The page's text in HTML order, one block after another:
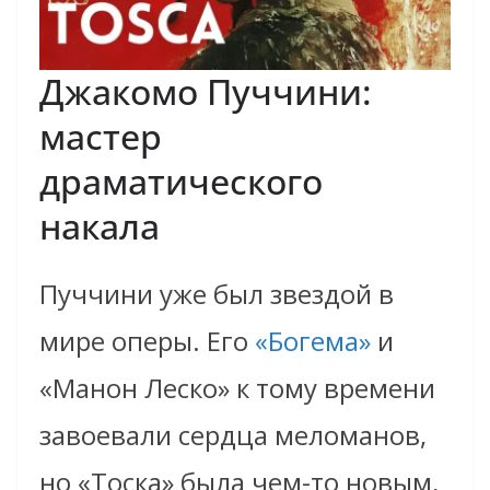
Джакомо Пуччини:
мастер
драматического
накала
Пуччини уже был звездой в
мире оперы. Его «Богема» и
«Манон Леско» к тому времени
завоевали сердца меломанов,
но «Тоска» была чем-то новым,